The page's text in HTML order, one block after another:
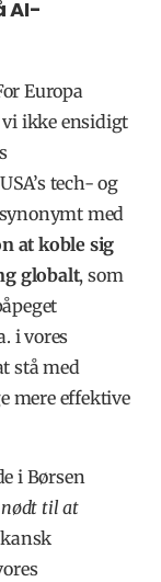
AI-
Europa
ikke ensidigt
tech- og
med
at koble sig
globalt, som
i vores
stå med
mere effektive
i Børsen
nødt til at